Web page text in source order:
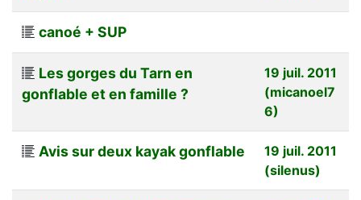
canoé + SUP
Les gorges du Tarn en
gonflable et en famille ?
19 juil. 2011
(micanoel7
6)
Avis sur deux kayak gonflable
19 juil. 2011
(silenus)